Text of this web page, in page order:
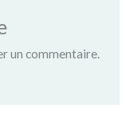
un commentaire.